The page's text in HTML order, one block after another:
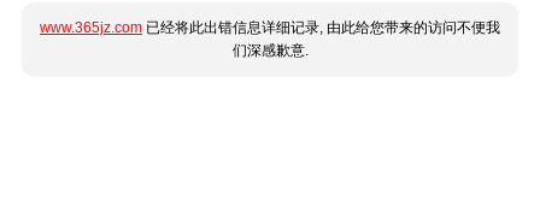
www.365jz.com 已经将此出错信息详细记录, 由此给您带来的访问不便我
们深感歉意.